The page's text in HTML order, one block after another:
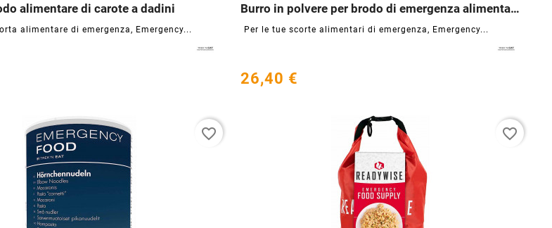
alimentare di carote a dadini
alimentare di emergenza, Emergency...
   
Burro in polvere per brodo di emergenza alimentare
Per le tue scorte alimentari di emergenza, Emergency...
   
26,40 €
favorite_border favorite_border